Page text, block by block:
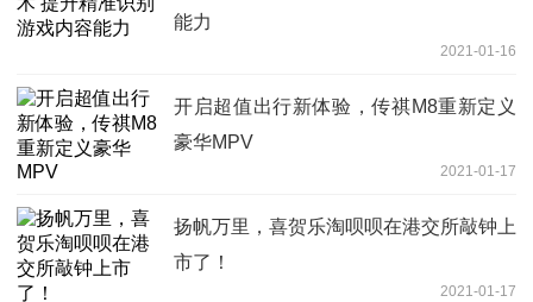
能力
2021-01-16
开启超值出行新体验，传祺M8重新定义
豪华MPV
2021-01-17
扬帆万里，喜贺乐淘呗呗在港交所敲钟上
市了！
2021-01-17